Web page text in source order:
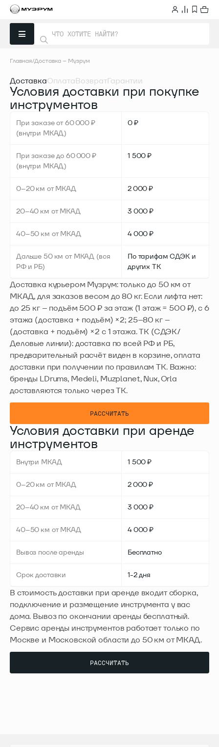
Главная Доставка – Музрум
ДоставкаОплатаВозвратГарантии
Условия доставки при покупке
инструментов
При заказе от 60 000 ₽
(внутри МКАД)
0 ₽
При заказе до 60 000 ₽
(внутри МКАД)
1 500 ₽
0–20 км от МКАД 2 000 ₽
20–40 км от МКАД 3 000 ₽
40–50 км от МКАД 4 000 ₽
Дальше 50 км от МКАД (вся
РФ и РБ)
По тарифам СДЭК и
других ТК
Доставка курьером Музрум: только до 50 км от
МКАД, для заказов весом до 80 кг. Если лифта нет:
до 25 кг – подъём 500 ₽ за этаж (1 этаж = 500 ₽), с 6
этажа (доставка + подъём) ×2; 25–80 кг –
(доставка + подъём) ×2 с 1 этажа. ТК (СДЭК/
Деловые линии): доставка по всей РФ и РБ,
предварительный расчёт виден в корзине, оплата
доставки при получении по правилам ТК. Важно:
бренды LDrums, Medeli, Muzplanet, Nux, Orla
доставляются только через ТК.
РАССЧИТАТЬ
РАССЧИТАТЬ
Условия доставки при аренде
инструментов
Внутри МКАД 1 500 ₽
0–20 км от МКАД 2 000 ₽
20–40 км от МКАД 3 000 ₽
40–50 км от МКАД 4 000 ₽
Вывоз после аренды Бесплатно
Срок доставки 1-2 дня
В стоимость доставки при аренде входит сборка,
подключение и размещение инструмента у вас
дома. Вывоз по окончании аренды бесплатный.
Сервис аренды инструментов работает только по
Москве и Московской области до 50 км от МКАД.
РАССЧИТАТЬ